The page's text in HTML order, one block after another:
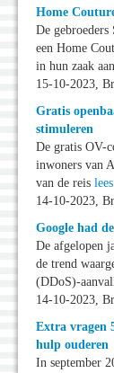
Home
De
een Home
in hun zaak
15-10-2023,
Gratis
stimuleren
De gratis OV-
inwoners van
van de reis lees
14-10-2023,
Google had
De afgelopen
de trend
(DDoS)-
14-10-2023,
Extra vragen
hulp ouderen
In september